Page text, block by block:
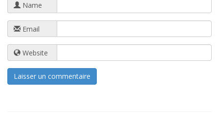
Name
Email
Website